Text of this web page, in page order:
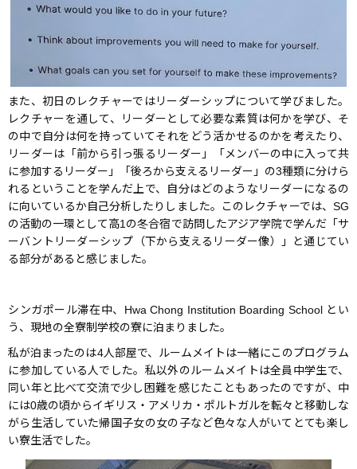
また、初日のレクチャーではリーダーシップについて学びました。
レクチャーを通して、リーダーとして必要な素質は何かを学び、そ
の中で自分は何を持っていてそれをどう活かせるのかを考えたり、
リーダーは「前から引っ張るリーダー」「メンバーの中に入って共
に参加するリーダー」「後ろから支えるリーダー」の3種類に分けら
れるということを学んだ上で、自分はどのようなリーダーになるの
に向いているか自己分析したりしました。このレクチャーでは、SG
の活動の一環として高1の冬合宿で訪問したアジア学院で学んだ「サ
ーバントリーダーシップ（下から支えるリーダー像）」と通じてい
る部分があると感じました。
シンガポール滞在中、Hwa Chong Institution Boarding School とい
う、現地の全寮制学校の寮に泊まりました。
私が泊まったのは4人部屋で、ルームメイトは一緒にこのプログラム
に参加している人でした。私以外のルームメイトは全員中学生で、
同い年と比べて交流で少し困難を感じたこともあったのですが、中
には0歳の頃からイギリス・アメリカ・ポルトガルを転々と移動しな
がら生活していた帰国子女の女の子など色々な人がいてとても楽し
い寮生活でした。